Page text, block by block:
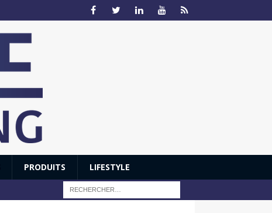
PRODUITS LIFESTYLE